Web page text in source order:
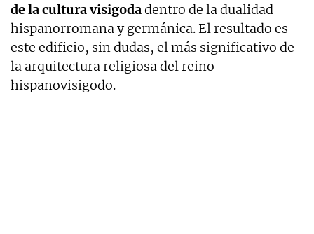
de la cultura visigodadentro de la dualidad
hispanorromana y germánica. El resultado es
este edificio, sin dudas, el más significativo de
la arquitectura religiosa del reino
hispanovisigodo.